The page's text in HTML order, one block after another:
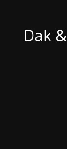
Dak